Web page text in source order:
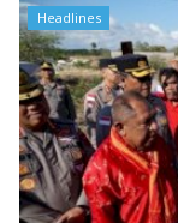
Headlines